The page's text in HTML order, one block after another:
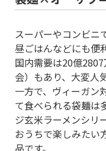
スーパーやコンビニ
昼ごはんなどにも便
国内需要は20億
会）もあり、大変人
一方で、ヴィーガン
て食べられる袋麺は
ジ玄米ラーメンシリ
おうちで楽しみたい
品です。